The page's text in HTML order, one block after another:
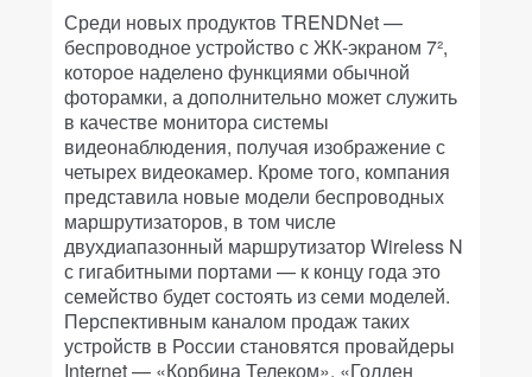
Среди новых продуктов TRENDNet —
беспроводное устройство с ЖК-экраном 7²,
которое наделено функциями обычной
фоторамки, а дополнительно может служить
в качестве монитора системы
видеонаблюдения, получая изображение с
четырех видеокамер. Кроме того, компания
представила новые модели беспроводных
маршрутизаторов, в том числе
двухдиапазонный маршрутизатор Wireless N
с гигабитными портами — к концу года это
семейство будет состоять из семи моделей.
Перспективным каналом продаж таких
устройств в России становятся провайдеры
Internet — «Корбина Телеком», «Голден